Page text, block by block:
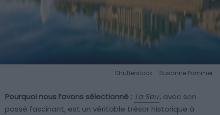
Shutterstock – Susanne Pommer
Pourquoi nous l’avons sélectionné : La Seu, avec son
passé fascinant, est un véritable trésor historique à